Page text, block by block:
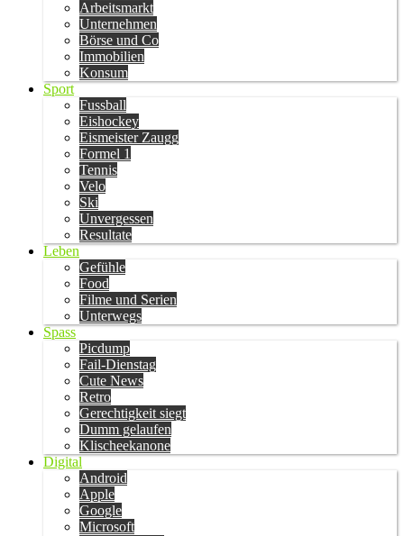
Arbeitsmarkt
Unternehmen
Börse und Co
Immobilien
Konsum
Sport
Fussball
Eishockey
Eismeister Zaugg
Formel 1
Tennis
Velo
Ski
Unvergessen
Resultate
Leben
Gefühle
Food
Filme und Serien
Unterwegs
Spass
Picdump
Fail-Dienstag
Cute News
Retro
Gerechtigkeit siegt
Dumm gelaufen
Klischeekanone
Digital
Android
Apple
Google
Microsoft